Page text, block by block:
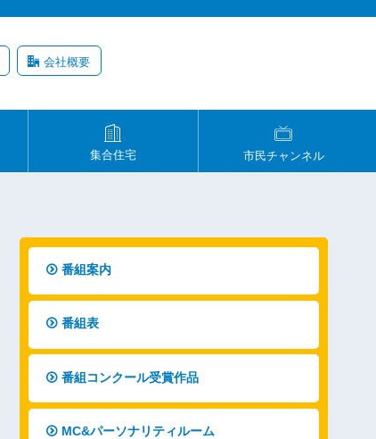
会社概要
集合住宅 市民チャンネル
番組案内
番組表
番組コンクール受賞作品
MC&パーソナリティルーム